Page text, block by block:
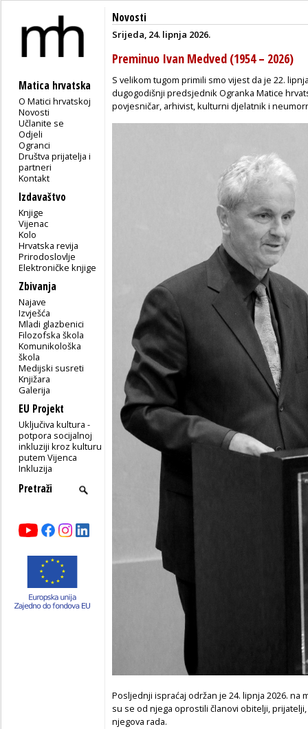
Matica hrvatska
O Matici hrvatskoj
Novosti
Učlanite se
Odjeli
Ogranci
Društva prijatelja i
partneri
Kontakt
Izdavaštvo
Knjige
Vijenac
Kolo
Hrvatska revija
Prirodoslovlje
Elektroničke knjige
Zbivanja
Najave
Izvješća
Mladi glazbenici
Filozofska škola
Komunikološka
škola
Medijski susreti
Knjižara
Galerija
EU Projekt
Uključiva kultura -
potpora socijalnoj
inkluziji kroz kulturu
putem Vijenca
Inkluzija
Novosti
Srijeda, 24. lipnja 2026.
Preminuo Ivan Medved (1954 – 2026)
S velikom tugom primili smo vijest da je 22.
dugogodišnji predsjednik Ogranka Matice
povjesničar, arhivist, kulturni djelatnik i
Posljednji ispraćaj održan je 24. lipnja 2026.
su se od njega oprostili članovi obitelji,
njegova rada.